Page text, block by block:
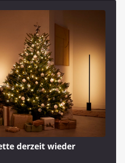
derzeit wieder